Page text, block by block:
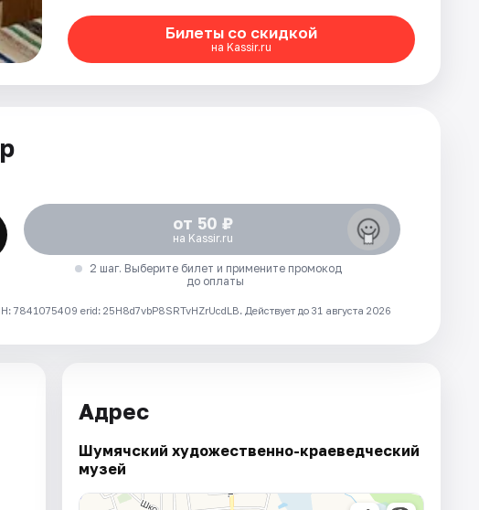
Билеты со скидкой
на Kassir.ru
от 50 ₽
на Kassir.ru
2 шаг. Выберите билет и примените промокод
до оплаты
erid: 25H8d7vbP8SRTvHZrUcdLB. Действует до 31 августа 2026
Адрес
Шумячский художественно-краеведческий
музей